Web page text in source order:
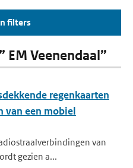
filters
EM Veenendaal”
regenkaarten
van een mobiel
van
gezien a...